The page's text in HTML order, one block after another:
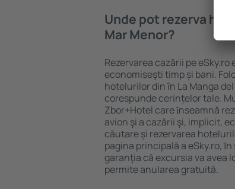
Unde pot rezerva
Mar Menor?
Rezervarea cazării pe
economiseşti timp și bani.
hotelurilor din în La Manga
corespunde cerințelor tale.
Zbor+Hotel care ȋnseamnă
avion şi a cazării şi, implicit,
căutare și rezervarea
pagina principală a eSky.ro,
garanţia că excursia va avea
permite anularea gratuită.